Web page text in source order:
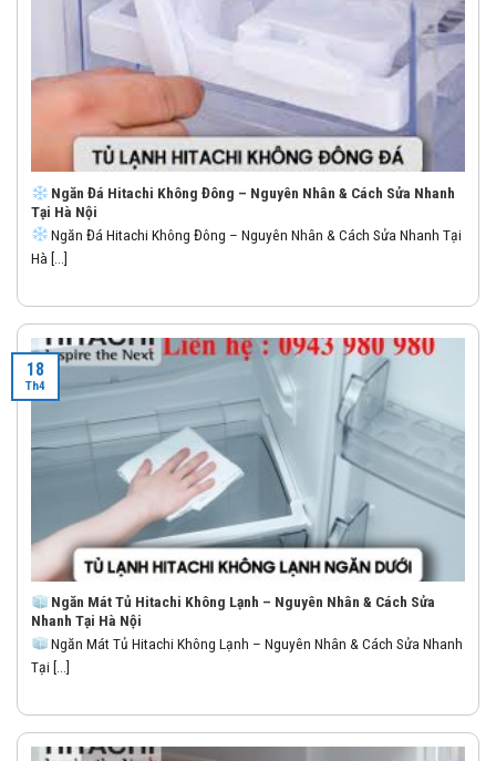
Ngăn Đá Hitachi Không Đông – Nguyên Nhân & Cách Sửa Nhanh
Tại Hà Nội
Ngăn Đá Hitachi Không Đông – Nguyên Nhân & Cách Sửa Nhanh Tại
Hà [...]
Ngăn Mát Tủ Hitachi Không Lạnh – Nguyên Nhân & Cách Sửa
Nhanh Tại Hà Nội
Ngăn Mát Tủ Hitachi Không Lạnh – Nguyên Nhân & Cách Sửa Nhanh
Tại [...]
18
Th4